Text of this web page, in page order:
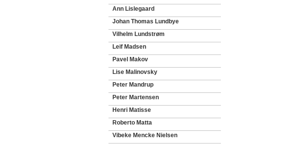
Ann Lislegaard
Johan Thomas Lundbye
Vilhelm Lundstrøm
Leif Madsen
Pavel Makov
Lise Malinovsky
Peter Mandrup
Peter Martensen
Henri Matisse
Roberto Matta
Vibeke Mencke Nielsen